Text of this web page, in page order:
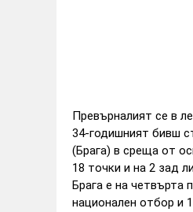
Превърналият се в
34-годишният бивш
(Брага) в среща от
18 точки и на 2 зад
Брага е на четвърта
национален отбор и